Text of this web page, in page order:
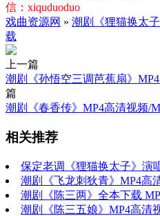
信：xiquduoduo
戏曲资源网 » 潮剧《狸猫换太
载
上一篇
潮剧《孙悟空三调芭蕉扇》
篇
潮剧《春香传》MP4高清视频/
相关推荐
保定老调《狸猫换太子》演
潮剧《飞龙刺狄青》MP4高
潮剧《陈三两》全本下载
潮剧《陈三五娘》MP4高清